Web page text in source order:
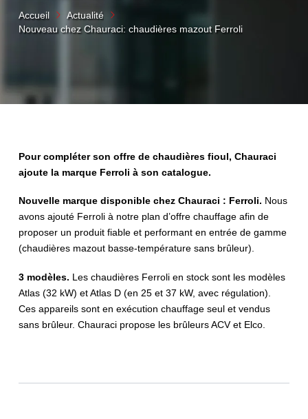
Accueil
Actualité
Nouveau chez Chauraci: chaudières mazout Ferroli
Pour compléter son offre de chaudières fioul, Chauraci
ajoute la marque Ferroli à son catalogue.
Nouvelle marque disponible chez Chauraci : Ferroli. Nous
avons ajouté Ferroli à notre plan d’offre chauffage afin de
proposer un produit fiable et performant en entrée de gamme
(chaudières mazout basse-température sans brûleur).
3 modèles. Les chaudières Ferroli en stock sont les modèles
Atlas (32 kW) et Atlas D (en 25 et 37 kW, avec régulation).
Ces appareils sont en exécution chauffage seul et vendus
sans brûleur. Chauraci propose les brûleurs ACV et Elco.